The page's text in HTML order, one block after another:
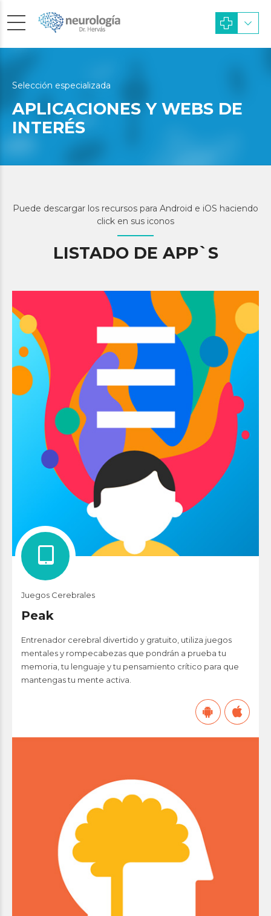
Selección especializada
APLICACIONES Y WEBS DE
INTERÉS
Puede descargar los recursos para Android e iOS haciendo
click en sus iconos
LISTADO DE APP`S
Juegos Cerebrales
Peak
Entrenador cerebral divertido y gratuito, utiliza juegos
mentales y rompecabezas que pondrán a prueba tu
memoria, tu lenguaje y tu pensamiento crítico para que
mantengas tu mente activa.